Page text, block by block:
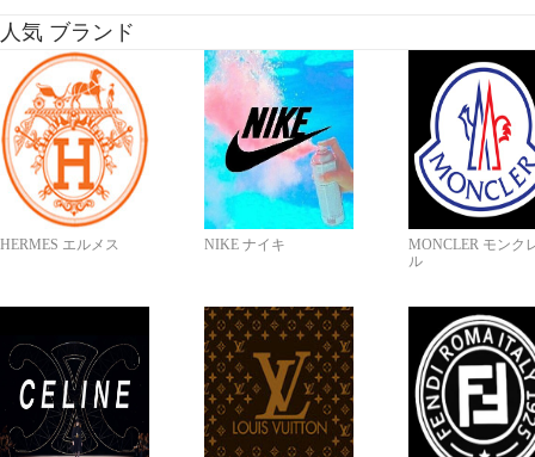
人気 ブランド
HERMES エルメス NIKE ナイキ
MONCLER モンク
ル